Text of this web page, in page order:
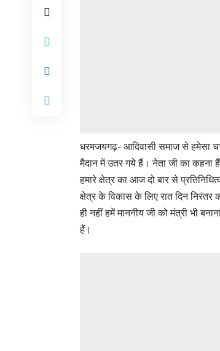
धरमजयगढ़- आदिवासी समाज से हमेसा
मैदान में उतर गये हैं। नेता जी का कहना
हमारे क्षेत्र का आज दो बार से
क्षेत्र के विकास के लिए रात दिन
ही नहीं हमें माननीय जी को मंत्री भी
हैं।